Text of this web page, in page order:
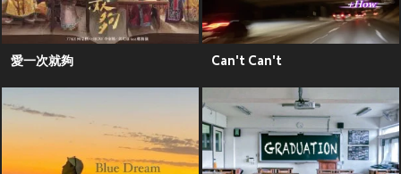
愛一次就夠 Can't Can't